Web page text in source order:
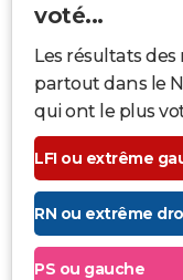
voté...
Les résultats
partout dans le
qui ont le plus
LFI ou extrême
RN ou extrême
PS ou gauche